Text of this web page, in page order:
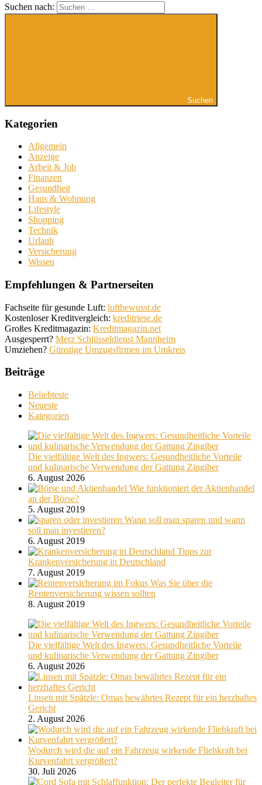
Suchen nach:
Suchen
Kategorien
Allgemein
Anzeige
Arbeit & Job
Finanzen
Gesundheit
Haus & Wohnung
Lifestyle
Shopping
Technik
Urlaub
Versicherung
Wissen
Empfehlungen & Partnerseiten
Fachseite für gesunde Luft: luftbewusst.de
Kostenloser Kreditvergleich: kreditriese.de
Großes Kreditmagazin: Kreditmagazin.net
Ausgesperrt? Merz Schlüsseldienst Mannheim
Umziehen? Günstige Umzugsfirmen im Umkreis
Beiträge
Beliebteste
Neueste
Kategorien
Die vielfältige Welt des Ingwers: Gesundheitliche Vorteile
und kulinarische Verwendung der Gattung Zingiber
6. August 2026
Wie funktioniert der Aktienhandel
an der Börse?
5. August 2019
Wann soll man sparen und wann
soll man investieren?
6. August 2019
Tipps zur
Krankenversicherung in Deutschland
7. August 2019
Was Sie über die
Rentenversicherung wissen sollten
8. August 2019
Die vielfältige Welt des Ingwers: Gesundheitliche Vorteile
und kulinarische Verwendung der Gattung Zingiber
6. August 2026
Linsen mit Spätzle: Omas bewährtes Rezept für ein herzhaftes
Gericht
2. August 2026
Wodurch wird die auf ein Fahrzeug wirkende Fliehkraft bei
Kurvenfahrt vergrößert?
30. Juli 2026